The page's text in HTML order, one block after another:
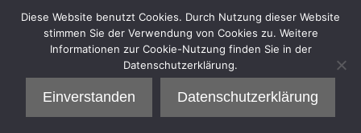
Diese Website benutzt Cookies. Durch Nutzung dieser Website
stimmen Sie der Verwendung von Cookies zu. Weitere
Informationen zur Cookie-Nutzung finden Sie in der
Datenschutzerklärung.
Einverstanden Datenschutzerklärung